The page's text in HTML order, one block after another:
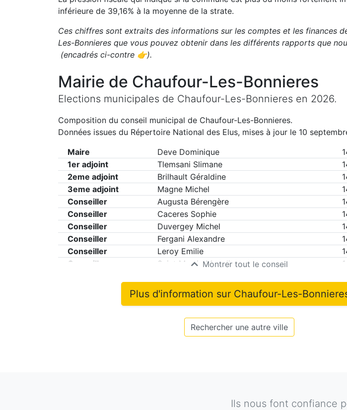
inférieure de 39,16% à la moyenne de la strate.
Ces chiffres sont extraits des informations sur les comptes et les finances
Les-Bonnieres que vous pouvez obtenir dans les différents rapports que
(encadrés ci-contre 👉).
Mairie de Chaufour-Les-Bonnieres
Elections municipales de Chaufour-Les-Bonnieres en 2026.
Composition du conseil municipal de Chaufour-Les-Bonnieres.
Données issues du Répertoire National des Elus, mises à jour le 10
Maire
Deve Dominique
1er adjoint
Tlemsani Slimane
2eme adjoint
Brilhault Géraldine
3eme adjoint
Magne Michel
Conseiller
Augusta Bérengère
Conseiller
Caceres Sophie
Conseiller
Duvergey Michel
Conseiller
Fergani Alexandre
Conseiller
Leroy Emilie
Conseiller
Saint Martin MagaliMontrer tout le conseil
Plus d'information sur Chaufour-Les-
Rechercher une autre ville
Ils nous font confiance